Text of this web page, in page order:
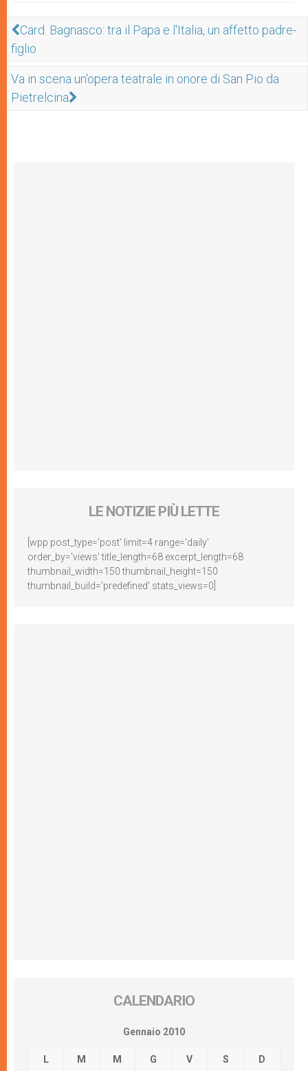
Card. Bagnasco: tra il Papa e l'Italia, un affetto padre-
figlio
Va in scena un'opera teatrale in onore di San Pio da
Pietrelcina
LE NOTIZIE PIÙ LETTE
[wpp post_type='post' limit=4 range='daily'
order_by='views' title_length=68 excerpt_length=68
thumbnail_width=150 thumbnail_height=150
thumbnail_build='predefined' stats_views=0]
CALENDARIO
Gennaio 2010
L M M G V S D